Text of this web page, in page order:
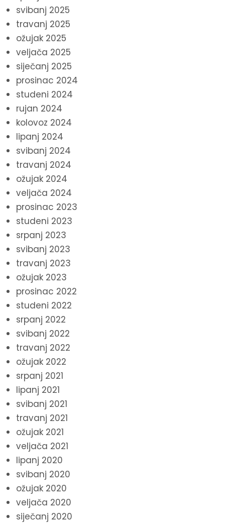
svibanj 2025
travanj 2025
ožujak 2025
veljača 2025
siječanj 2025
prosinac 2024
studeni 2024
rujan 2024
kolovoz 2024
lipanj 2024
svibanj 2024
travanj 2024
ožujak 2024
veljača 2024
prosinac 2023
studeni 2023
srpanj 2023
svibanj 2023
travanj 2023
ožujak 2023
prosinac 2022
studeni 2022
srpanj 2022
svibanj 2022
travanj 2022
ožujak 2022
srpanj 2021
lipanj 2021
svibanj 2021
travanj 2021
ožujak 2021
veljača 2021
lipanj 2020
svibanj 2020
ožujak 2020
veljača 2020
siječanj 2020